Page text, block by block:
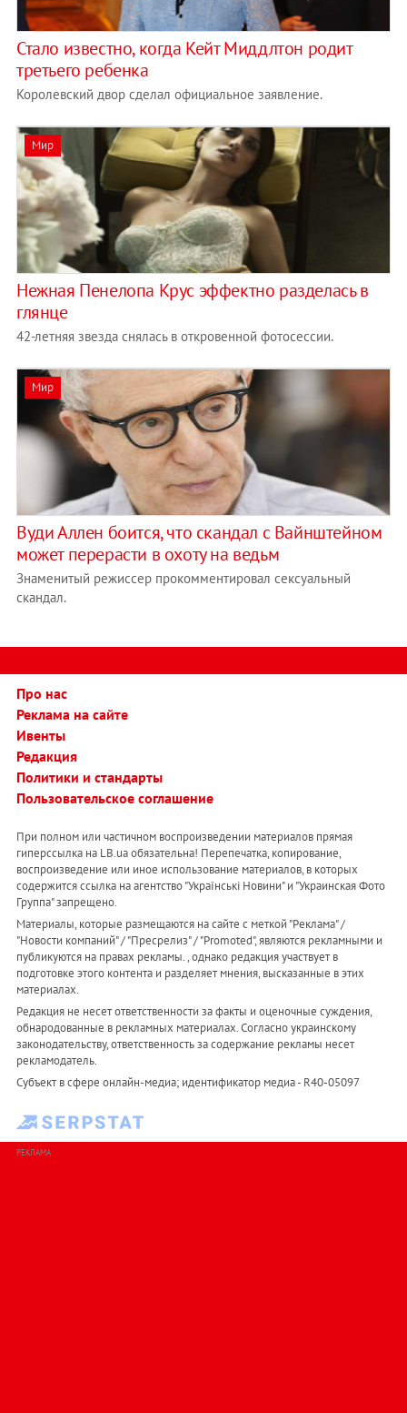
Стало известно, когда Кейт Миддлтон родит
третьего ребенка
Королевский двор сделал официальное заявление.
Мир
Нежная Пенелопа Крус эффектно разделась в
глянце
42-летняя звезда снялась в откровенной фотосессии.
Мир
Вуди Аллен боится, что скандал с Вайнштейном
может перерасти в охоту на ведьм
Знаменитый режиссер прокомментировал сексуальный
скандал.
Про нас
Реклама на сайте
Ивенты
Редакция
Политики и стандарты
Пользовательское соглашение
При полном или частичном воспроизведении материалов прямая
гиперссылка на LB.ua обязательна! Перепечатка, копирование,
воспроизведение или иное использование материалов, в которых
содержится ссылка на агентство "Українськi Новини" и "Украинская Фото
Группа" запрещено.
Материалы, которые размещаются на сайте с меткой "Реклама" /
"Новости компаний" / "Пресрелиз" / "Promoted", являются рекламными и
публикуются на правах рекламы. , однако редакция участвует в
подготовке этого контента и разделяет мнения, высказанные в этих
материалах.
Редакция не несет ответственности за факты и оценочные суждения,
обнародованные в рекламных материалах. Согласно украинскому
законодательству, ответственность за содержание рекламы несет
рекламодатель.
Субъект в сфере онлайн-медиа; идентификатор медиа - R40-05097
РЕКЛАМА